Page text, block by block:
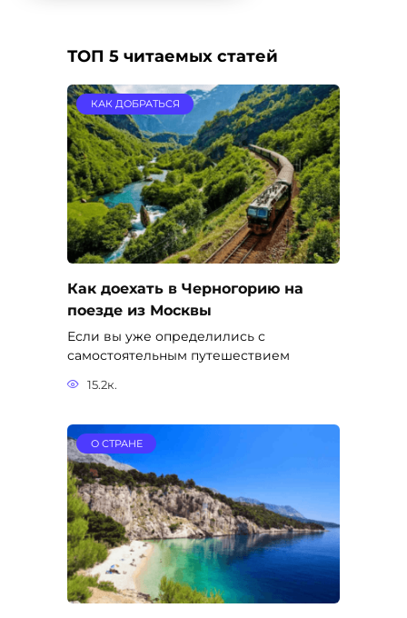
ТОП 5 читаемых статей
КАК ДОБРАТЬСЯ
Как доехать в Черногорию на
поезде из Москвы
Если вы уже определились с
самостоятельным путешествием
15.2к.
О СТРАНЕ